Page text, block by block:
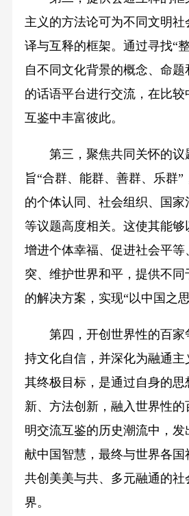
主义的方法论可为不同文明社
译与互释的框架。通过寻找“
自不同文化背景的概念、命题
的话语平台进行交流，在比较
互鉴中丰富彼此。
第三，聚焦共同关怀的议
旨“合群、能群、善群、乐群
的个体认同、社会组织、国
等议题高度相关。这使其能够
增进个体幸福、促进社会平等
突、维护世界和平，提供不同
的解决方案，实现“以中国之
第四，开创世界性的百家
持文化自信，并深化为融通主
其终极目标，是通过自身的思
新、方法创新，融入世界性的
明交流互鉴的历史潮流中，
献中国智慧，最终与世界各国
共创美美与共、多元融通的社
界。